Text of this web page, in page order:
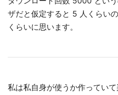
ザだと仮定すると 5 人くらい
くらいに思います。
私は私自身が使うか作ってい